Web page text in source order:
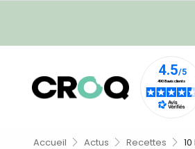
Accueil Actus Recettes